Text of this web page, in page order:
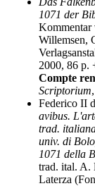
1071 der
Kommentar
Willemsen,
2000, 86 p.
Compte
Scriptorium
Federico II
avibus.
trad.
univ. di
1071 della
trad. ital. A.
Laterza